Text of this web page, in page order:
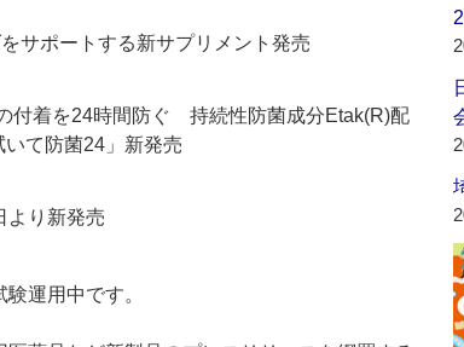
サポートする新サプリメント発売
付着を24時間防ぐ 持続性防菌成分Etak(R)配
て防菌24」新発売
より新発売
運用中です。